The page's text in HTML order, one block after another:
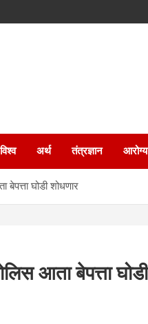
विश्व अर्थ तंत्रज्ञान आरोग्य
बेपत्ता घोडी शोधणार
आता बेपत्ता